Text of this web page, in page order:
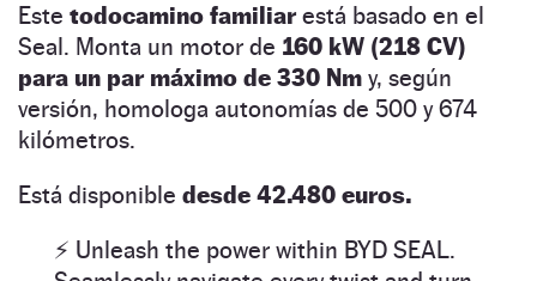
Este todocamino familiarestá basado en el
Seal. Monta un motor de 160 kW (218 CV)
para un par máximo de 330 Nm y, según
versión, homologa autonomías de 500 y 674
kilómetros.
Está disponible desde 42.480 euros.
⚡ Unleash the power within BYD SEAL.